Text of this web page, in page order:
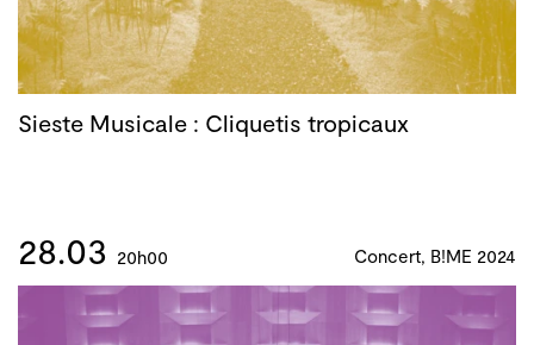
Sieste Musicale : Cliquetis tropicaux
28.03 20h00 Concert, B!ME 2024